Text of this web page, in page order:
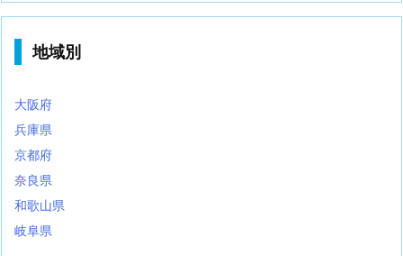
地域別
大阪府
兵庫県
京都府
奈良県
和歌山県
岐阜県